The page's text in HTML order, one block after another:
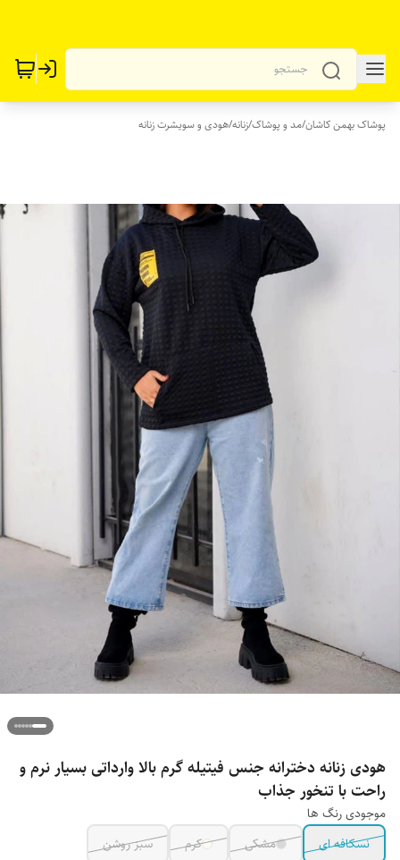
پوشاک بهمن کاشان/مد و پوشاک/زنانه/هودی و سویشرت زنانه
هودی زنانه دخترانه جنس فیتیله گرم بالا وارداتی بسیار نرم و
راحت با تنخور جذاب
موجودی رنگ ها
نسکافه ای
مشکی کرم
سبز روشن